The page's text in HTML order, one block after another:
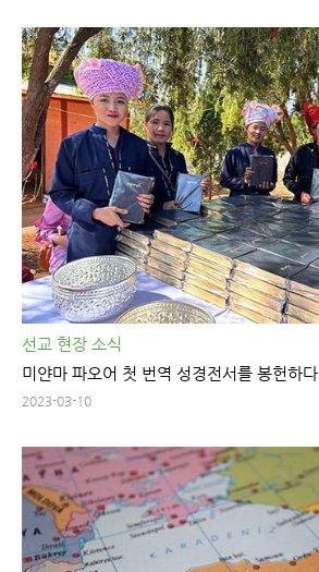
선교 현장 소식
미얀마 파오어 첫 번역 성경전서를 봉헌하다
2023-03-10